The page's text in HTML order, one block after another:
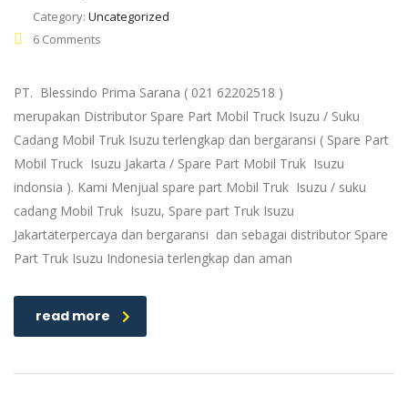
Category: Uncategorized
6 Comments
PT. Blessindo Prima Sarana ( 021 62202518 )
merupakan Distributor Spare Part Mobil Truck Isuzu / Suku
Cadang Mobil Truk Isuzu terlengkap dan bergaransi ( Spare Part
Mobil Truck Isuzu Jakarta / Spare Part Mobil Truk Isuzu
indonsia ). Kami Menjual spare part Mobil Truk Isuzu / suku
cadang Mobil Truk Isuzu, Spare part Truk Isuzu
Jakartaterpercaya dan bergaransi dan sebagai distributor Spare
Part Truk Isuzu Indonesia terlengkap dan aman
read more